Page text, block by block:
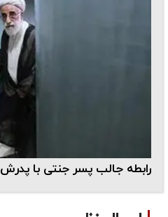
رابطه جالب پسر جنتی با پدرش